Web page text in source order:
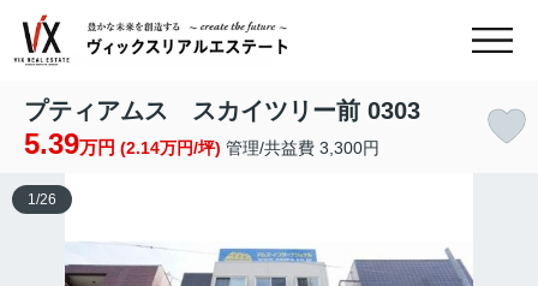
プティアムス スカイツリー前 0303
5.39万円 (2.14万円/坪) 管理/共益費 3,300円
1/26